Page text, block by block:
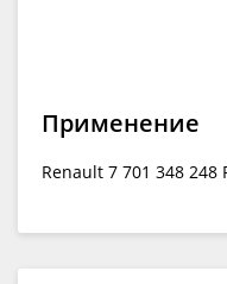
Применение
Renault 7 701 348 248